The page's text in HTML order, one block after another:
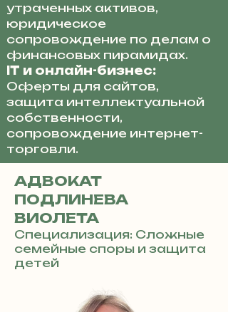
утраченных активов,
юридическое
сопровождение по делам о
финансовых пирамидах.
IT и онлайн-бизнес:
Оферты для сайтов,
защита интеллектуальной
собственности,
сопровождение интернет-
торговли.
АДВОКАТ
ПОДЛИНЕВА
ВИОЛЕТА
Специализация: Сложные
семейные споры и защита
детей